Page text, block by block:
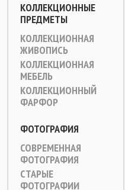
КОЛЛЕКЦИОННЫЕ
ПРЕДМЕТЫ
КОЛЛЕКЦИОННАЯ
ЖИВОПИСЬ
КОЛЛЕКЦИОННАЯ
МЕБЕЛЬ
КОЛЛЕКЦИОННЫЙ
ФАРФОР
ФОТОГРАФИЯ
СОВРЕМЕННАЯ
ФОТОГРАФИЯ
СТАРЫЕ
ФОТОГРАФИИ